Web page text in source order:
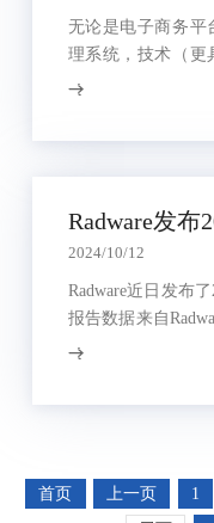
无论是电子商务平
理系统，技术（更
营不可或缺的一
2024/10/12
Radware近日发布
报告数据来自
团队的网络和应用
首页 上一页 1